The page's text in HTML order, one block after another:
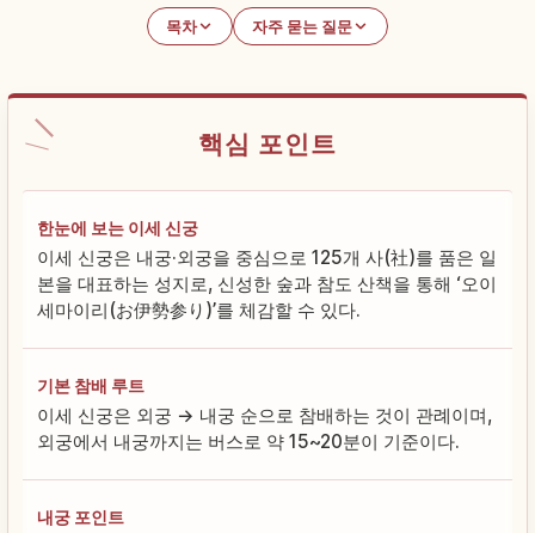
목차 자주 묻는 질문
핵심 포인트
한눈에 보는 이세 신궁
이세 신궁은 내궁·외궁을 중심으로 125개 사(社)를 품은 일
본을 대표하는 성지로, 신성한 숲과 참도 산책을 통해 ‘오이
세마이리(お伊勢参り)’를 체감할 수 있다.
기본 참배 루트
이세 신궁은 외궁 → 내궁 순으로 참배하는 것이 관례이며,
외궁에서 내궁까지는 버스로 약 15~20분이 기준이다.
내궁 포인트